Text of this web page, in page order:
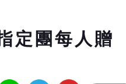
定團每人贈